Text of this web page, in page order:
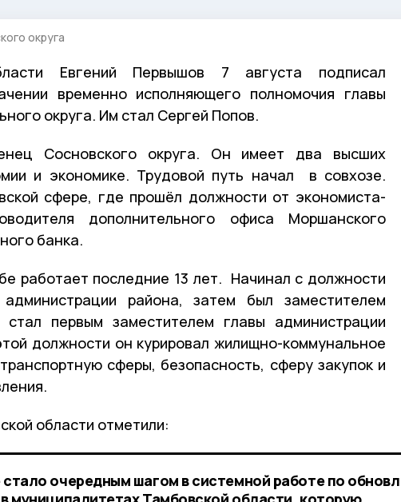
округа
Евгений Первышов 7 августа подписал
временно исполняющего полномочия главы
округа. Им стал Сергей Попов.
Сосновского округа. Он имеет два высших
и экономике. Трудовой путь начал в совхозе.
сфере, где прошёл должности от экономиста-
дополнительного офиса Моршанского
банка.
работает последние 13 лет. Начинал с должности
района, затем был заместителем
первым заместителем главы администрации
должности он курировал жилищно-коммунальное
сферы, безопасность, сферу закупок и
области отметили:
очередным шагом в системной работе по